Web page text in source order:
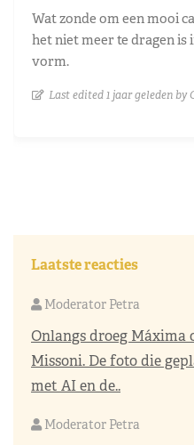
Wat zonde om een mooi
het niet meer te dragen
vorm.
Last edited 1 jaar geleden by
Laatste reacties
Moderator Petra
Onlangs droeg Máxima
Missoni. De foto die
met AI en de..
Moderator Petra